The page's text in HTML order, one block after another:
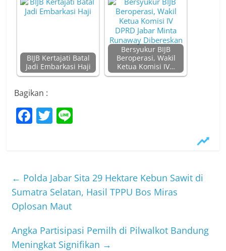
BIJB Kertajati Batal
Jadi Embarkasi Haji
Bersyukur BIJB
Beroperasi, Wakil
Ketua Komisi IV…
Bagikan :
F
b
o
o
k
T
← Polda Jabar Sita 29 Hektare Kebun Sawit di
Sumatra Selatan, Hasil TPPU Bos Miras
Oplosan Maut
Angka Partisipasi Pemilh di Pilwalkot Bandung
Meningkat Signifikan →